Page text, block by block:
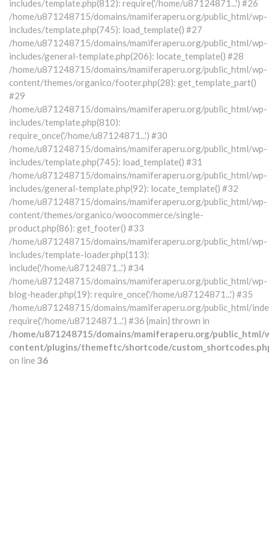
includes/template.php(812): require('/home/u87124871...') #26
/home/u871248715/domains/mamiferaperu.org/public_html/wp-
includes/template.php(745): load_template() #27
/home/u871248715/domains/mamiferaperu.org/public_html/wp-
includes/general-template.php(206): locate_template() #28
/home/u871248715/domains/mamiferaperu.org/public_html/wp-
content/themes/organico/footer.php(28): get_template_part()
#29
/home/u871248715/domains/mamiferaperu.org/public_html/wp-
includes/template.php(810):
require_once('/home/u87124871...') #30
/home/u871248715/domains/mamiferaperu.org/public_html/wp-
includes/template.php(745): load_template() #31
/home/u871248715/domains/mamiferaperu.org/public_html/wp-
includes/general-template.php(92): locate_template() #32
/home/u871248715/domains/mamiferaperu.org/public_html/wp-
content/themes/organico/woocommerce/single-
product.php(86): get_footer() #33
/home/u871248715/domains/mamiferaperu.org/public_html/wp-
includes/template-loader.php(113):
include('/home/u87124871...') #34
/home/u871248715/domains/mamiferaperu.org/public_html/wp-
blog-header.php(19): require_once('/home/u87124871...') #35
/home/u871248715/domains/mamiferaperu.org/public_html/
require('/home/u87124871...') #36 {main} thrown in
/home/u871248715/domains/mamiferaperu.org/public_html/
content/plugins/themeftc/shortcode/
on line 36